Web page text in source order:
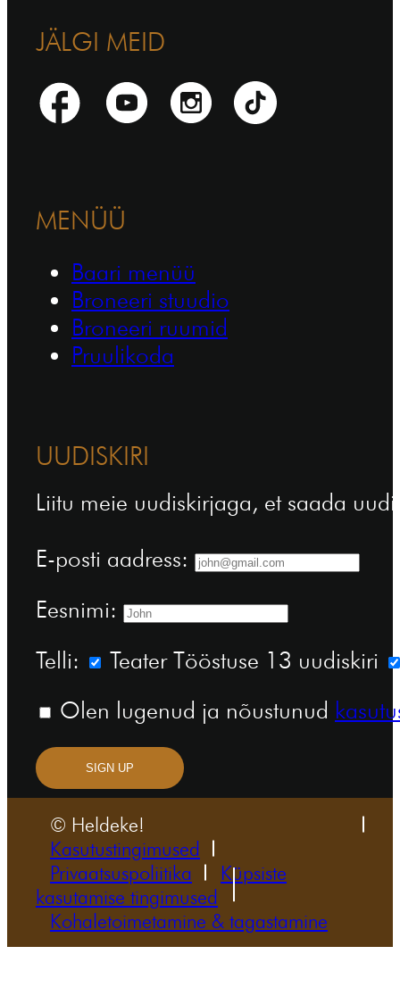
JÄLGI MEID
MENÜÜ
Baari menüü
Broneeri stuudio
Broneeri ruumid
Pruulikoda
UUDISKIRI
Liitu meie uudiskirjaga, et saada
E-posti aadress:
Eesnimi:
Telli:
Teater Tööstuse 13 uudiskiri
Olen lugenud ja nõustunud
SIGN UP
© Heldeke!
Kasutustingimused
Privaatsuspoliitika
Küpsiste
kasutamise tingimused
Kohaletoimetamine & tagastamine